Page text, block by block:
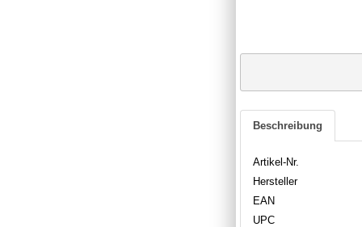
Beschreibung
Artikel-Nr.
Hersteller
EAN
UPC